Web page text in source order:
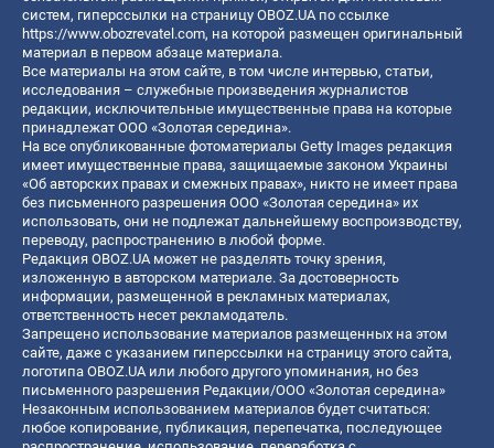
систем, гиперссылки на страницу OBOZ.UA по ссылке
https://www.obozrevatel.com, на которой размещен оригинальный
материал в первом абзаце материала.
Все материалы на этом сайте, в том числе интервью, статьи,
исследования – служебные произведения журналистов
редакции, исключительные имущественные права на которые
принадлежат ООО «Золотая середина».
На все опубликованные фотоматериалы Getty Images редакция
имеет имущественные права, защищаемые законом Украины
«Об авторских правах и смежных правах», никто не имеет права
без письменного разрешения ООО «Золотая середина» их
использовать, они не подлежат дальнейшему воспроизводству,
переводу, распространению в любой форме.
Редакция OBOZ.UA может не разделять точку зрения,
изложенную в авторском материале. За достоверность
информации, размещенной в рекламных материалах,
ответственность несет рекламодатель.
Запрещено использование материалов размещенных на этом
сайте, даже с указанием гиперссылки на страницу этого сайта,
логотипа OBOZ.UA или любого другого упоминания, но без
письменного разрешения Редакции/ООО «Золотая середина»
Незаконным использованием материалов будет считаться:
любое копирование, публикация, перепечатка, последующее